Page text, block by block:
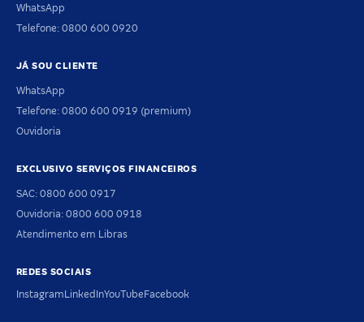
WhatsApp
Telefone: 0800 600 0920
JÁ SOU CLIENTE
WhatsApp
Telefone: 0800 600 0919 (premium)
Ouvidoria
EXCLUSIVO SERVIÇOS FINANCEIROS
SAC: 0800 600 0917
Ouvidoria: 0800 600 0918
Atendimento em Libras
REDES SOCIAIS
InstagramLinkedInYouTubeFacebook